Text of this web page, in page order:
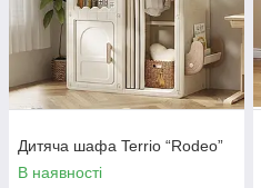
Дитяча шафа Terrio “Rodeo”
В наявності